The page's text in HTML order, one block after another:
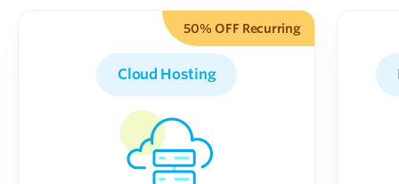
50% OFF Recurring
Cloud Hosting